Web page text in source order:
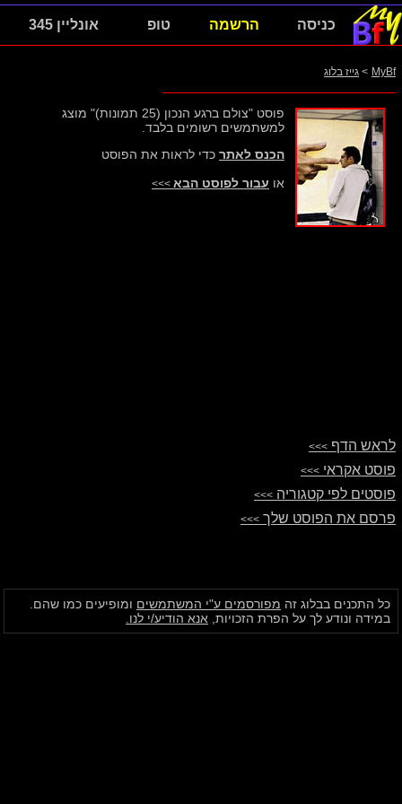
כניסה הרשמה טופ אונליין 345
MyBf
> גייז בלוג
פוסט "צולם ברגע הנכון (25 תמונות)" מוצג
למשתמשים רשומים בלבד.
הכנס לאתר כדי לראות את הפוסט
או עבור לפוסט הבא >>>
לראש הדף >>>
פוסט אקראי >>>
פוסטים לפי קטגוריה >>>
פרסם את הפוסט שלך >>>
כל התכנים בבלוג זה מפורסמים ע"י המשתמשים ומופיעים כמו שהם.
במידה ונודע לך על הפרת הזכויות, אנא הודיע/י לנו.